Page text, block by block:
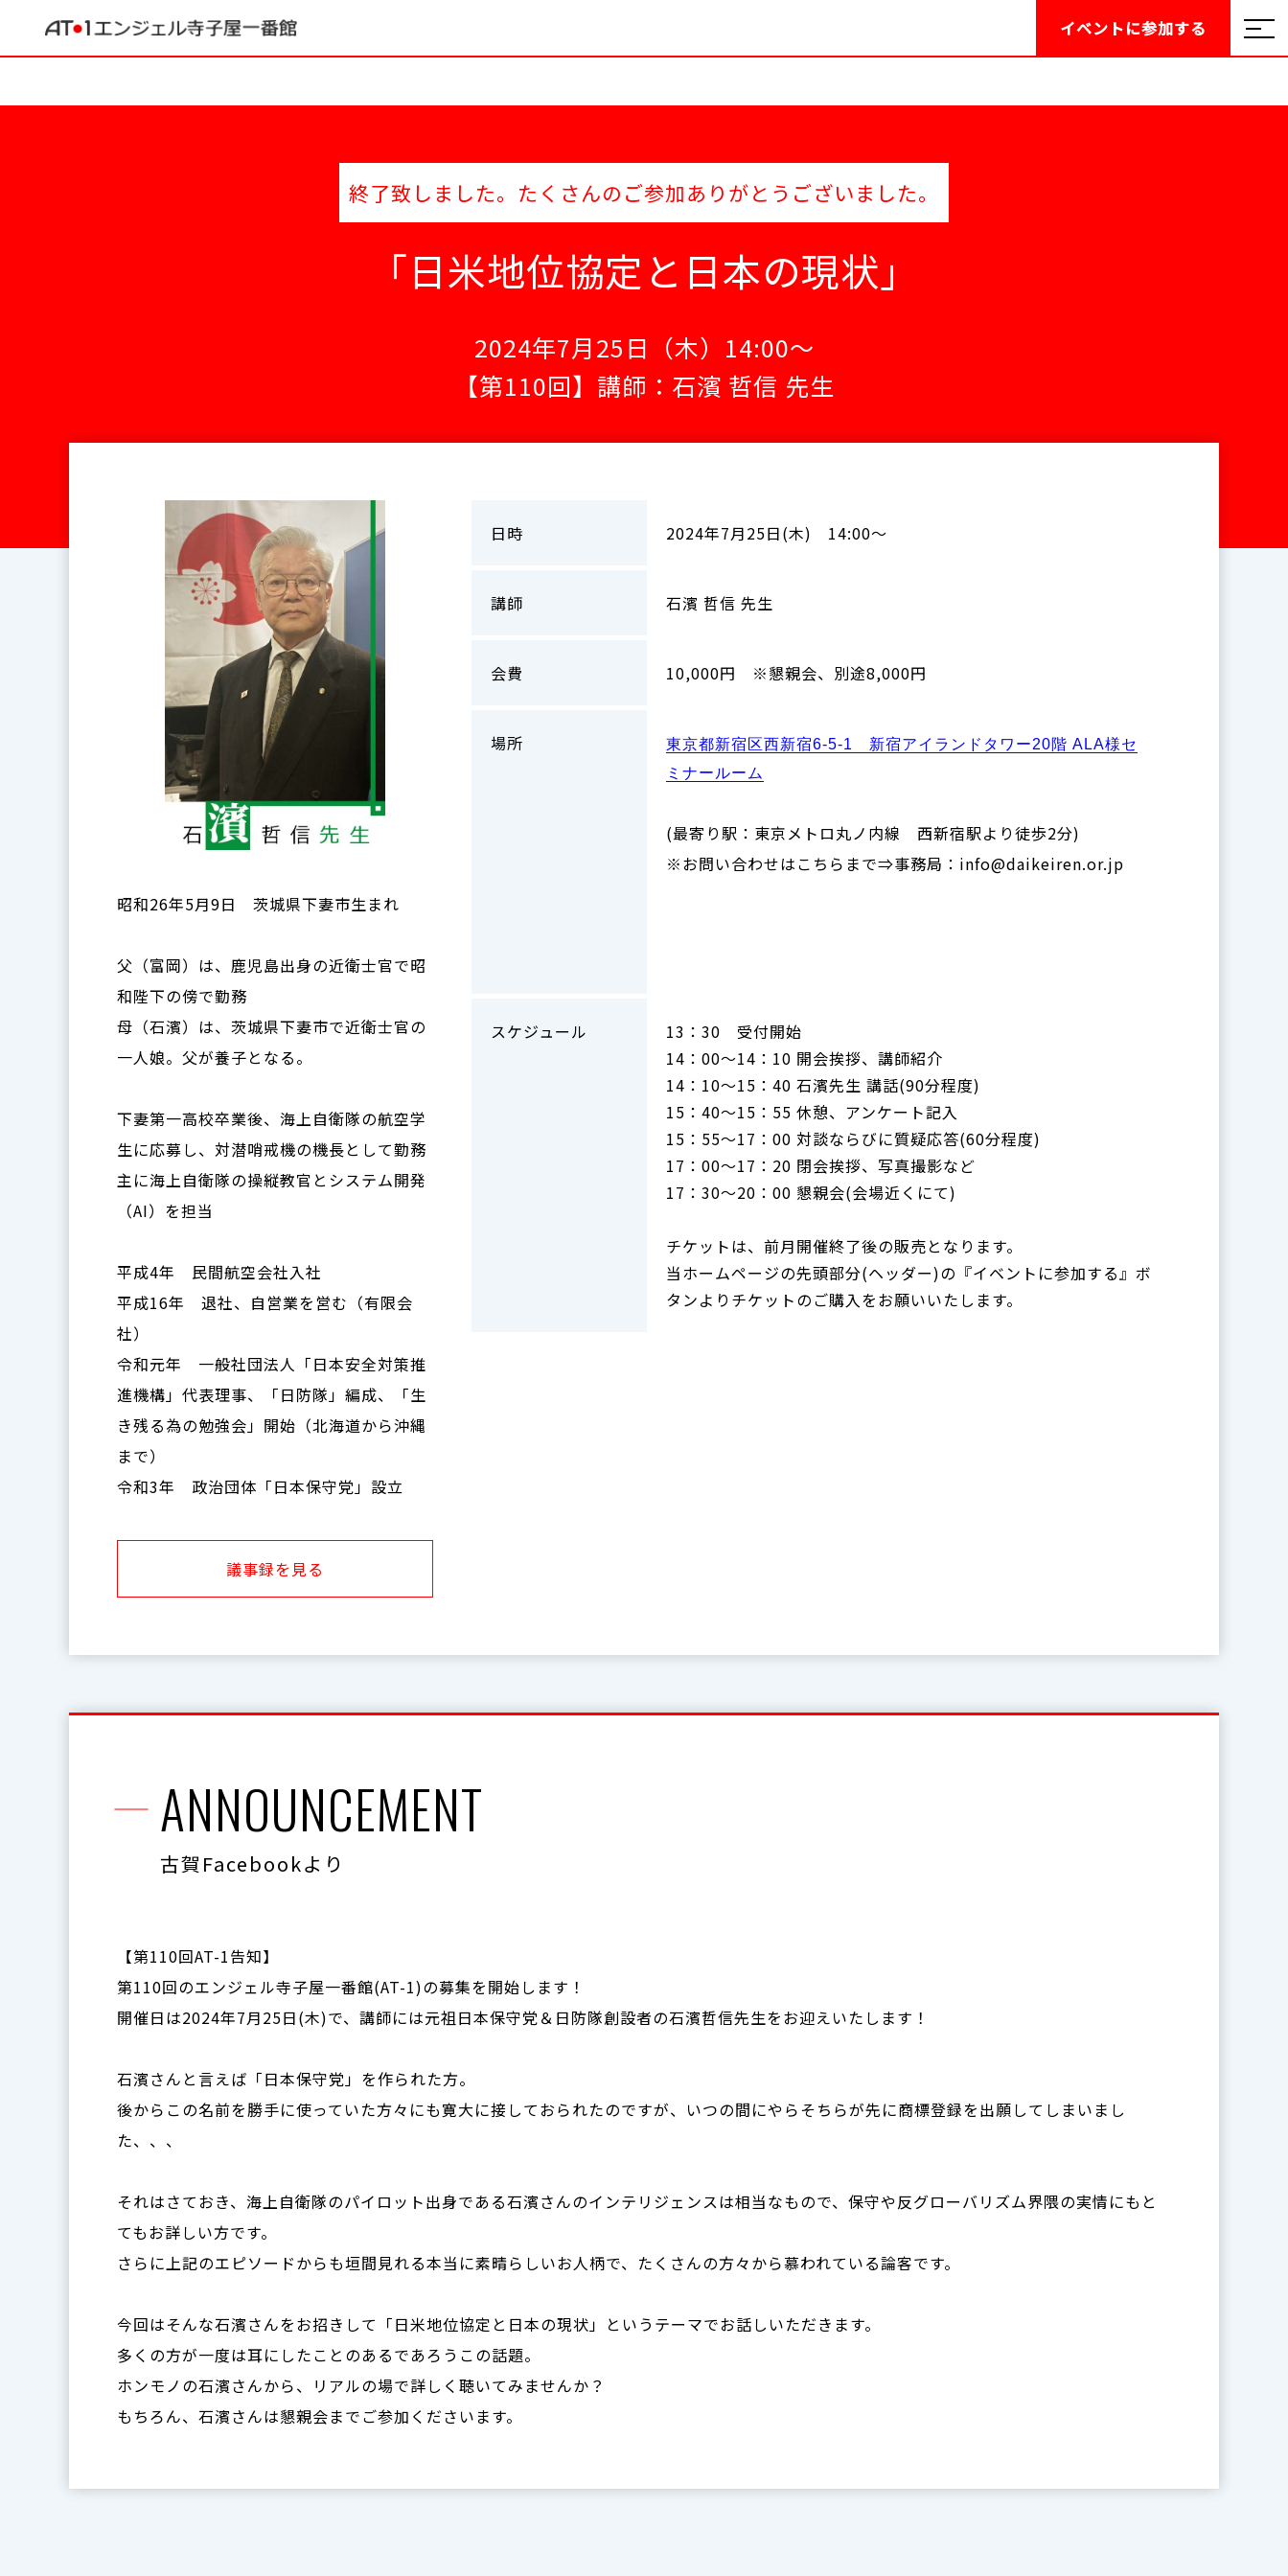
イベントに参加する
終了致しました。 たくさんのご参加ありがとうございました。
「日米地位協定と日本の現状」
2024年7月25日（木）14:00～
【第110回】講師：石濱 哲信 先生
昭和26年5月9日 茨城県下妻市生まれ
父（富岡）は、鹿児島出身の近衛士官で昭
和陛下の傍で勤務
母（石濱）は、茨城県下妻市で近衛士官の
一人娘。父が養子となる。
下妻第一高校卒業後、海上自衛隊の航空学
生に応募し、対潜哨戒機の機長として勤務
主に海上自衛隊の操縦教官とシステム開発
（AI）を担当
平成4年 民間航空会社入社
平成16年 退社、自営業を営む（有限会
社）
令和元年 一般社団法人「日本安全対策推
進機構」代表理事、「日防隊」編成、「生
き残る為の勉強会」開始（北海道から沖縄
まで）
令和3年 政治団体「日本保守党」設立
議事録を見る
日時 2024年7月25日(木) 14:00～
講師 石濱 哲信 先生
会費 10,000円 ※懇親会、別途8,000円
場所
東京都新宿区西新宿6-5-1 新宿アイランドタワー20階 ALA様セ
ミナールーム
(最寄り駅：東京メトロ丸ノ内線 西新宿駅より徒歩2分)
※お問い合わせはこちらまで⇒事務局：info@daikeiren.or.jp
スケジュール
13：30 受付開始
14：00～14：10 開会挨拶、講師紹介
14：10～15：40 石濱先生 講話(90分程度)
15：40～15：55 休憩、アンケート記入
15：55～17：00 対談ならびに質疑応答(60分程度)
17：00～17：20 閉会挨拶、写真撮影など
17：30〜20：00 懇親会(会場近くにて)
チケットは、前月開催終了後の販売となります。
当ホームページの先頭部分(ヘッダー)の『イベントに参加する』ボ
タンよりチケットのご購入をお願いいたします。
ANNOUNCEMENT
古賀Facebookより
【第110回AT-1告知】
第110回のエンジェル寺子屋一番館(AT-1)の募集を開始します！
開催日は2024年7月25日(木)で、講師には元祖日本保守党＆日防隊創設者の石濱哲信先生をお迎えいたします！
石濱さんと言えば「日本保守党」を作られた方。
後からこの名前を勝手に使っていた方々にも寛大に接しておられたのですが、いつの間にやらそちらが先に商標登録を出願してしまいまし
た、、、
それはさておき、海上自衛隊のパイロット出身である石濱さんのインテリジェンスは相当なもので、保守や反グローバリズム界隈の実情にもと
てもお詳しい方です。
さらに上記のエピソードからも垣間見れる本当に素晴らしいお人柄で、たくさんの方々から慕われている論客です。
今回はそんな石濱さんをお招きして「日米地位協定と日本の現状」というテーマでお話しいただきます。
多くの方が一度は耳にしたことのあるであろうこの話題。
ホンモノの石濱さんから、リアルの場で詳しく聴いてみませんか？
もちろん、石濱さんは懇親会までご参加くださいます。